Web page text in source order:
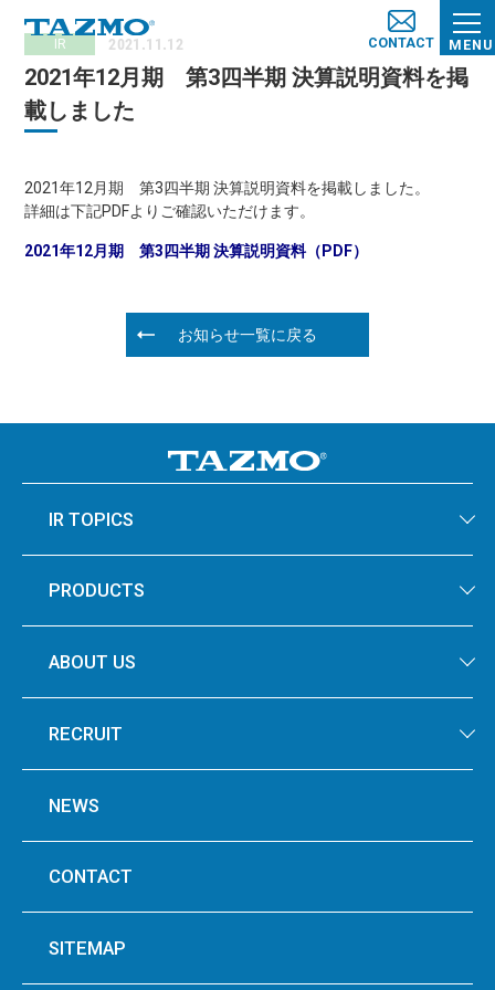
MENU
CONTACT
IR 2021.11.12
2021年12月期 第3四半期 決算説明資料を掲
載しました
2021年12月期 第3四半期 決算説明資料を掲載しました。
詳細は下記PDFよりご確認いただけます。
2021年12月期 第3四半期 決算説明資料（PDF）
お知らせ一覧に戻る
IR TOPICS
PRODUCTS
ABOUT US
RECRUIT
NEWS
CONTACT
SITEMAP